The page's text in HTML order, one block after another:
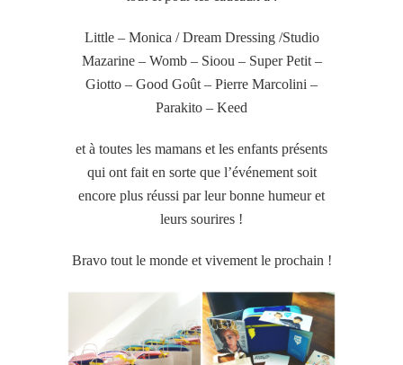
Little – Monica / Dream Dressing /Studio
Mazarine – Womb – Sioou – Super Petit –
Giotto – Good Goût – Pierre Marcolini –
Parakito – Keed
et à toutes les mamans et les enfants présents
qui ont fait en sorte que l’événement soit
encore plus réussi par leur bonne humeur et
leurs sourires !
Bravo tout le monde et vivement le prochain !